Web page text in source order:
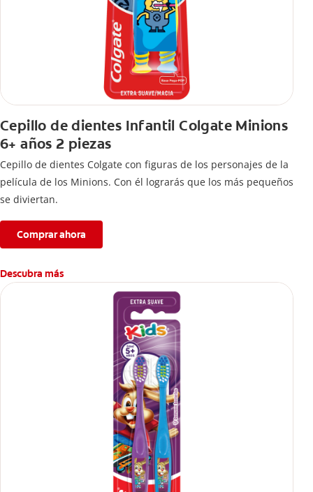
Cepillo de dientes Infantil Colgate Minions
6+ años 2 piezas
Cepillo de dientes Colgate con figuras de los personajes de la
película de los Minions. Con él lograrás que los más pequeños
se diviertan.
Comprar ahora
Descubra más